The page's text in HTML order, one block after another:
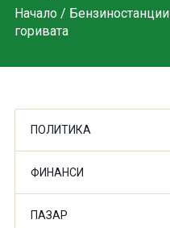
Начало/ Бензиностанции
горивата
ПОЛИТИКА
ФИНАНСИ
ПАЗАР